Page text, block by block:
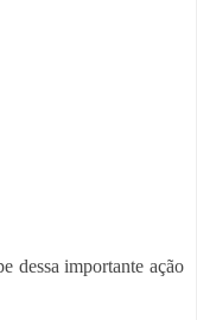
dessa importante ação